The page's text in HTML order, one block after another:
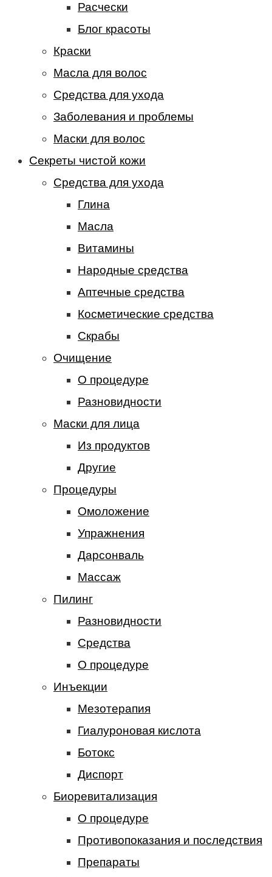
Расчески
Блог красоты
Краски
Масла для волос
Средства для ухода
Заболевания и проблемы
Маски для волос
Секреты чистой кожи
Средства для ухода
Глина
Масла
Витамины
Народные средства
Аптечные средства
Косметические средства
Скрабы
Очищение
О процедуре
Разновидности
Маски для лица
Из продуктов
Другие
Процедуры
Омоложение
Упражнения
Дарсонваль
Массаж
Пилинг
Разновидности
Средства
О процедуре
Инъекции
Мезотерапия
Гиалуроновая кислота
Ботокс
Диспорт
Биоревитализация
О процедуре
Противопоказания и последствия
Препараты